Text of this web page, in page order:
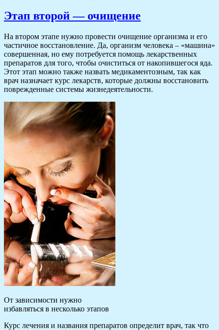
Этап второй — очищение
На втором этапе нужно провести очищение организма и его
частичное восстановление. Да, организм человека – «машина»
совершенная, но ему потребуется помощь лекарственных
препаратов для того, чтобы очиститься от накопившегося яда.
Этот этап можно также назвать медикаментозным, так как
врач назначает курс лекарств, которые должны восстановить
поврежденные системы жизнедеятельности.
От зависимости нужно
избавляться в несколько этапов
Курс лечения и названия препаратов определит врач, так что